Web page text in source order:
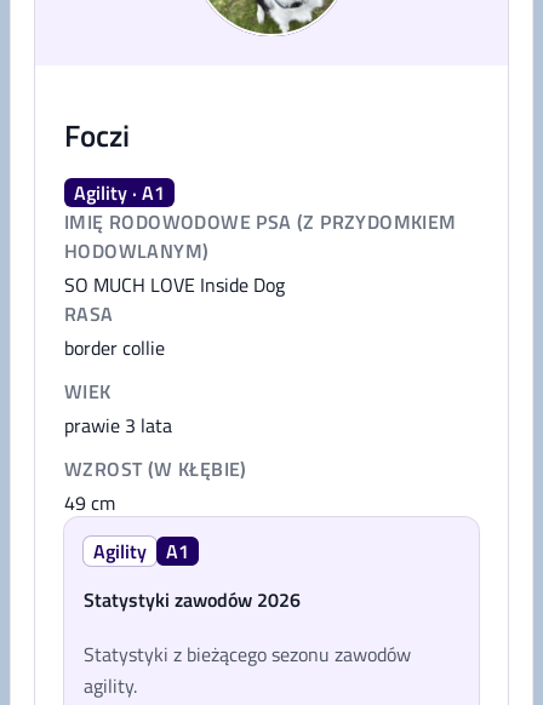
Foczi
Agility · A1
IMIĘ RODOWODOWE PSA (Z PRZYDOMKIEM
HODOWLANYM)
SO MUCH LOVE Inside Dog
RASA
border collie
WIEK
prawie 3 lata
WZROST (W KŁĘBIE)
49cm
Agility
A1
Statystyki zawodów 2026
Statystyki z bieżącego sezonu zawodów
agility.